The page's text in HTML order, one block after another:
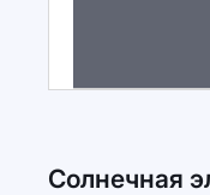
Солнечная